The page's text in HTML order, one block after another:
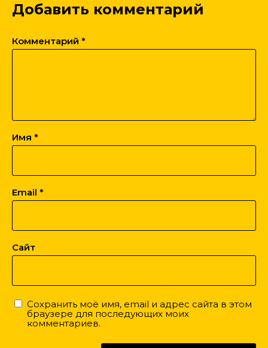
Добавить комментарий
Комментарий *
Имя *
Email *
Сайт
Сохранить моё имя, email и адрес сайта в этом
браузере для последующих моих
комментариев.